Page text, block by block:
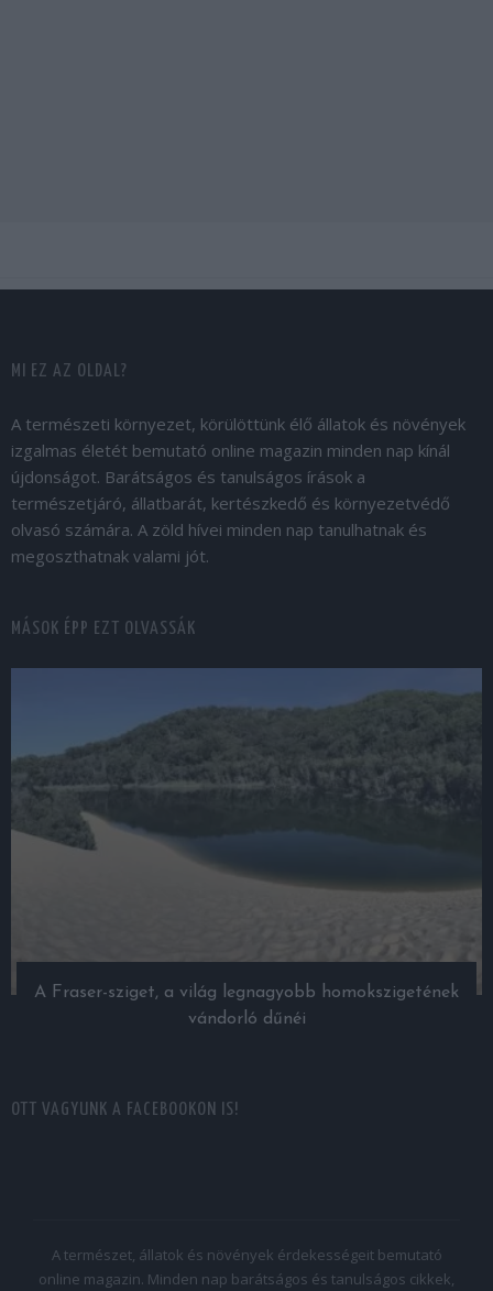
MI EZ AZ OLDAL?
A természeti környezet, körülöttünk élő állatok és növények
izgalmas életét bemutató online magazin minden nap kínál
újdonságot. Barátságos és tanulságos írások a
természetjáró, állatbarát, kertészkedő és környezetvédő
olvasó számára. A zöld hívei minden nap tanulhatnak és
megoszthatnak valami jót.
MÁSOK ÉPP EZT OLVASSÁK
A Fraser-sziget, a világ legnagyobb homokszigetének
vándorló dűnéi
OTT VAGYUNK A FACEBOOKON IS!
A természet, állatok és növények érdekességeit bemutató
online magazin. Minden nap barátságos és tanulságos cikkek,